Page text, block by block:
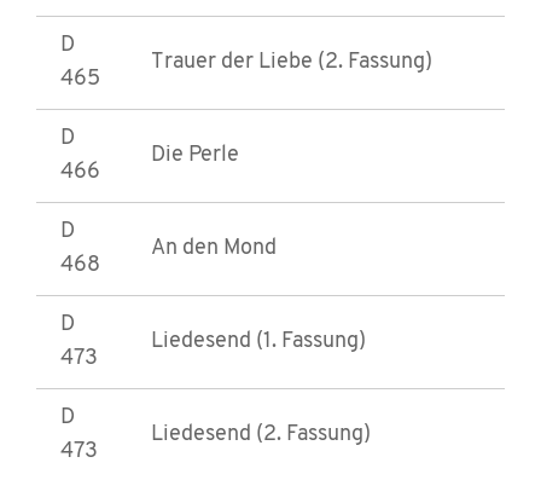
D
465
Trauer der Liebe (2. Fassung)
D
466
Die Perle
D
468
An den Mond
D
473
Liedesend (1. Fassung)
D
473
Liedesend (2. Fassung)